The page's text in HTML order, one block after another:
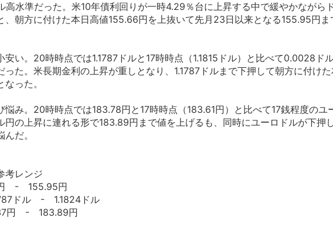
高水準だった。米10年債利回りが一時4.29％台に上昇する中で緩やかながら
、朝方に付けた本日高値155.66円を上抜いて先月23日以来となる155.95円ま
い。20時時点では1.1787ドルと17時時点（1.1815ドル）と比べて0.0028ド
った。米長期金利の上昇が重しとなり、1.1787ドルまで下押して朝方に付けた
った。
み。20時時点では183.78円と17時時点（183.61円）と比べて17銭程度のユ
円の上昇に連れる形で183.89円まで値を上げるも、同時にユーロドルが下押
だ。
考レンジ
円 - 155.95円
ドル - 1.1824ドル
円 - 183.89円